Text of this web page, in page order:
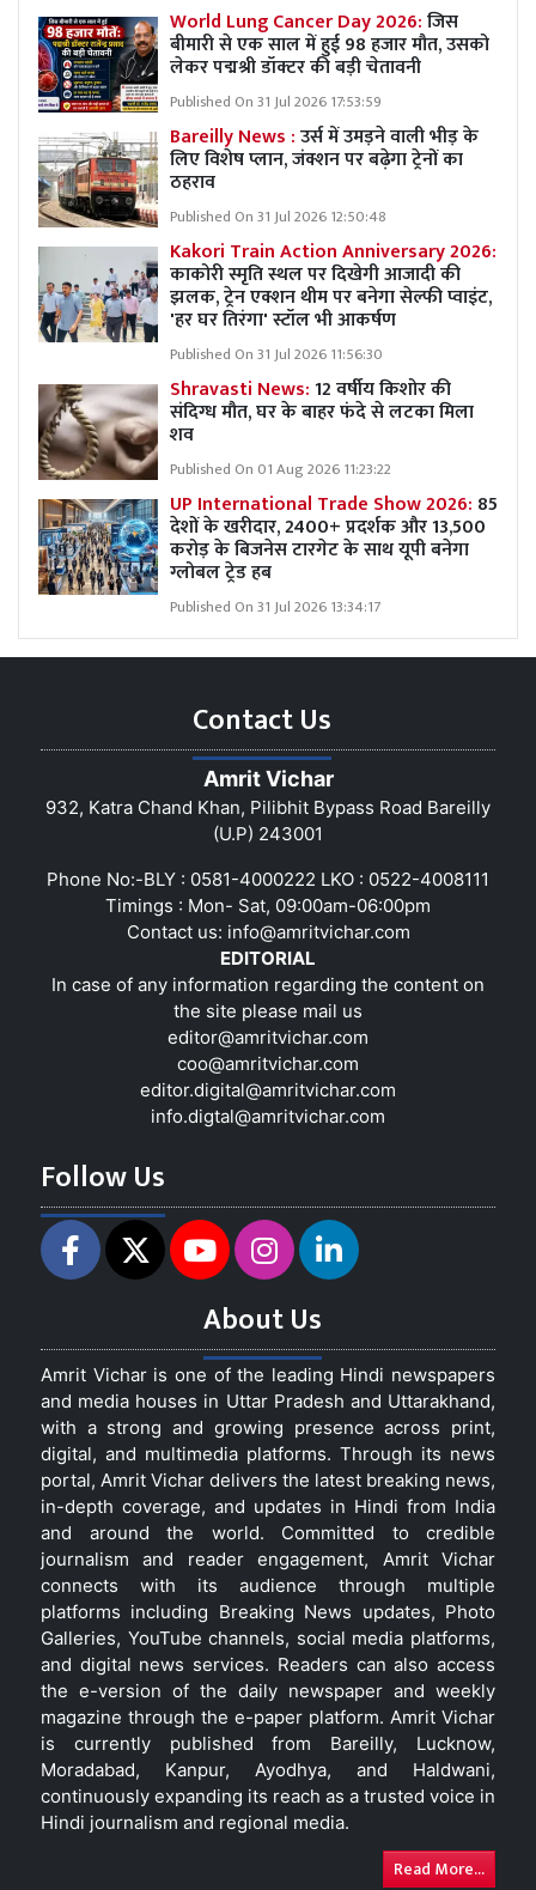
World Lung Cancer Day 2026:जिस
बीमारी से एक साल में हुई 98 हजार मौत, उसको
लेकर पद्मश्री डॉक्टर की बड़ी चेतावनी
Published On 31 Jul 2026 17:53:59
Bareilly News :उर्स में उमड़ने वाली भीड़ के
लिए विशेष प्लान, जंक्शन पर बढ़ेगा ट्रेनों का
ठहराव
Published On 31 Jul 2026 12:50:48
Kakori Train Action Anniversary 2026:
काकोरी स्मृति स्थल पर दिखेगी आजादी की
झलक, ट्रेन एक्शन थीम पर बनेगा सेल्फी प्वाइंट,
'हर घर तिरंगा' स्टॉल भी आकर्षण
Published On 31 Jul 2026 11:56:30
Shravasti News:12 वर्षीय किशोर की
संदिग्ध मौत, घर के बाहर फंदे से लटका मिला
शव
Published On 01 Aug 2026 11:23:22
UP International Trade Show 2026: 85
देशों के खरीदार, 2400+ प्रदर्शक और 13,500
करोड़ के बिजनेस टारगेट के साथ यूपी बनेगा
ग्लोबल ट्रेड हब
Published On 31 Jul 2026 13:34:17
Contact Us
Amrit Vichar
932, Katra Chand Khan, Pilibhit Bypass Road Bareilly
(U.P) 243001
Phone No:-BLY : 0581-4000222 LKO : 0522-4008111
Timings : Mon- Sat, 09:00am-06:00pm
Contact us: info@amritvichar.com
EDITORIAL
In case of any information regarding the content on
the site please mail us
editor@amritvichar.com
coo@amritvichar.com
editor.digital@amritvichar.com
info.digtal@amritvichar.com
Follow Us
About Us
Amrit Vichar is one of the leading Hindi newspapers
and media houses in Uttar Pradesh and Uttarakhand,
with a strong and growing presence across print,
digital, and multimedia platforms. Through its news
portal, Amrit Vichar delivers the latest breaking news,
in-depth coverage, and updates in Hindi from India
and around the world. Committed to credible
journalism and reader engagement, Amrit Vichar
connects with its audience through multiple
platforms including Breaking News updates, Photo
Galleries, YouTube channels, social media platforms,
and digital news services. Readers can also access
the e-version of the daily newspaper and weekly
magazine through the e-paper platform. Amrit Vichar
is currently published from Bareilly, Lucknow,
Moradabad, Kanpur, Ayodhya, and Haldwani,
continuously expanding its reach as a trusted voice in
Hindi journalism and regional media.
Read More...